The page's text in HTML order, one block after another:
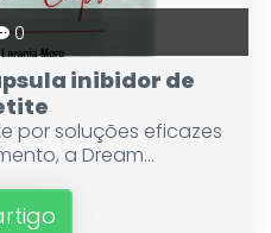
0
inibidor de
por soluções eficazes
a Dream...